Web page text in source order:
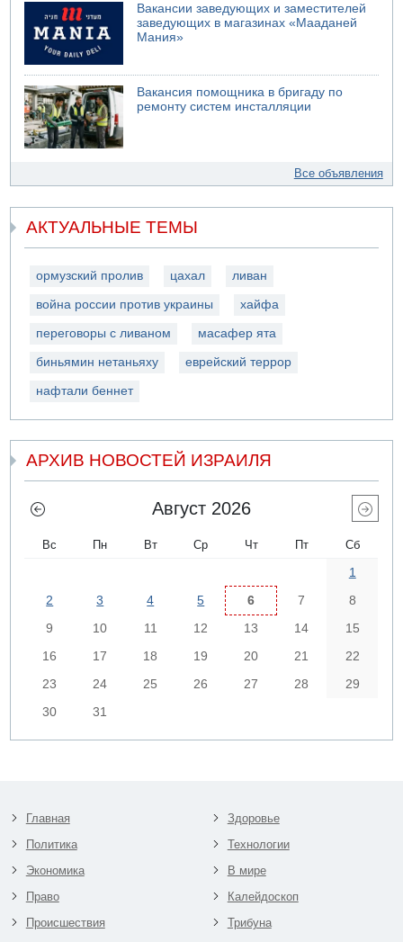
Вакансии заведующих и заместителей
заведующих в магазинах «Мааданей
Мания»
Вакансия помощника в бригаду по
ремонту систем инсталляции
Все объявления
АКТУАЛЬНЫЕ ТЕМЫ
ормузский пролив цахал ливан
война россии против украины хайфа
переговоры с ливаном масафер ята
биньямин нетаньяху еврейский террор
нафтали беннет
АРХИВ НОВОСТЕЙ ИЗРАИЛЯ
Август 2026
Вс Пн Вт Ср Чт Пт Сб
1
2
3 4 5 6 7
8
9
10 11 12 13 14
15
16
17 18 19 20 21
22
23
24 25 26 27 28
29
30
31
Главная
Политика
Экономика
Право
Происшествия
Здоровье
Технологии
В мире
Калейдоскоп
Трибуна